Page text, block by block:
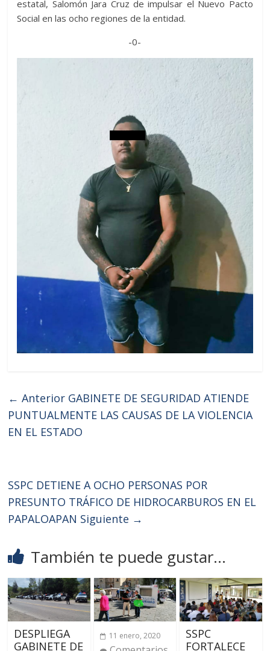
estatal, Salomón Jara Cruz de impulsar el Nuevo Pacto
Social en las ocho regiones de la entidad.
-0-
← Anterior GABINETE DE SEGURIDAD ATIENDE
PUNTUALMENTE LAS CAUSAS DE LA VIOLENCIA
EN EL ESTADO
SSPC DETIENE A OCHO PERSONAS POR
PRESUNTO TRÁFICO DE HIDROCARBUROS EN EL
PAPALOAPAN Siguiente →
También te puede gustar...
DESPLIEGA
GABINETE DE
11 enero, 2020
SSPC
FORTALECE